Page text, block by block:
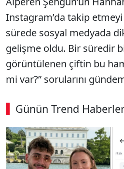
Instagram’da takip etmeyi
sürede sosyal medyada
gelişme oldu. Bir süredir
görüntülenen çiftin bu
mi var?” sorularını
Günün Trend